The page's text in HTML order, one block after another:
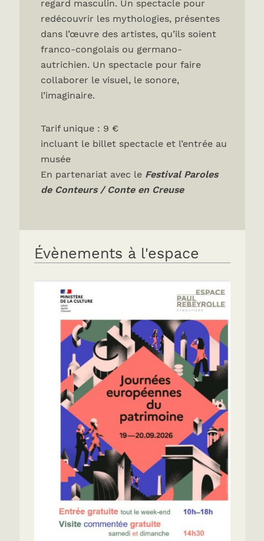
regard masculin. Un spectacle pour
redécouvrir les mythologies, présentes
dans l’œuvre des artistes, qu’ils soient
franco-congolais ou germano-
autrichien. Un spectacle pour faire
collaborer le visuel, le sonore,
l’imaginaire.
Tarif unique : 9 €
incluant le billet spectacle et l’entrée au
musée
En partenariat avec le Festival Paroles
de Conteurs / Conte en Creuse
Évènements à l'espace